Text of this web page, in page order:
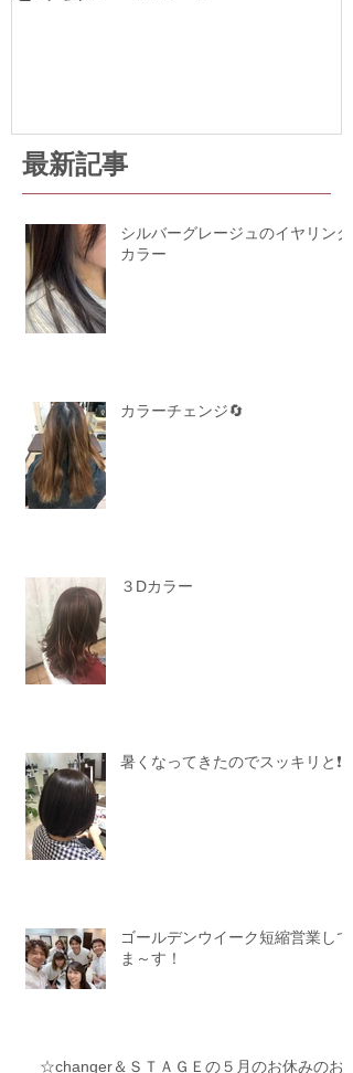
最新記事
シルバーグレージュのイヤリング
カラー
カラーチェンジ🔄
３Dカラー
暑くなってきたのでスッキリと❗️
ゴールデンウイーク短縮営業して
ま～す！
☆changer＆ＳＴＡＧＥの５月のお休みのお